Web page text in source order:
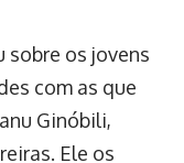
sobre os jovens
com as que
Ginóbili,
Ele os